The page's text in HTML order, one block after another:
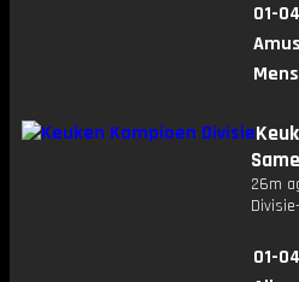
01-
26m
01-